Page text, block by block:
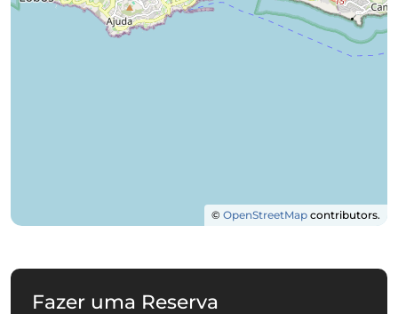
© OpenStreetMap contributors.
Fazer uma Reserva